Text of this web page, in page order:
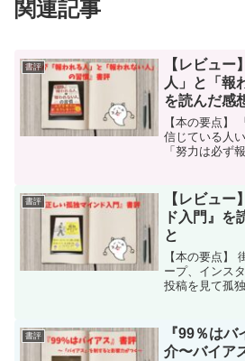
関連記事
書評
【レビュー
人」と「報
を読んだ感
【本の要点】
信じている人
「努力は必ず
のは恐らくで
んでこられた
書評
【レビュ
ド入門』を
と
【本の要点】
ープ、インス
投稿を見て孤
が、正しい孤
方などを教え
書評
『99％は
介〜バイア